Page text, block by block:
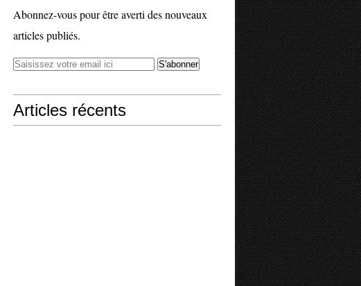
Abonnez-vous pour être averti des nouveaux
articles publiés.
Articles récents